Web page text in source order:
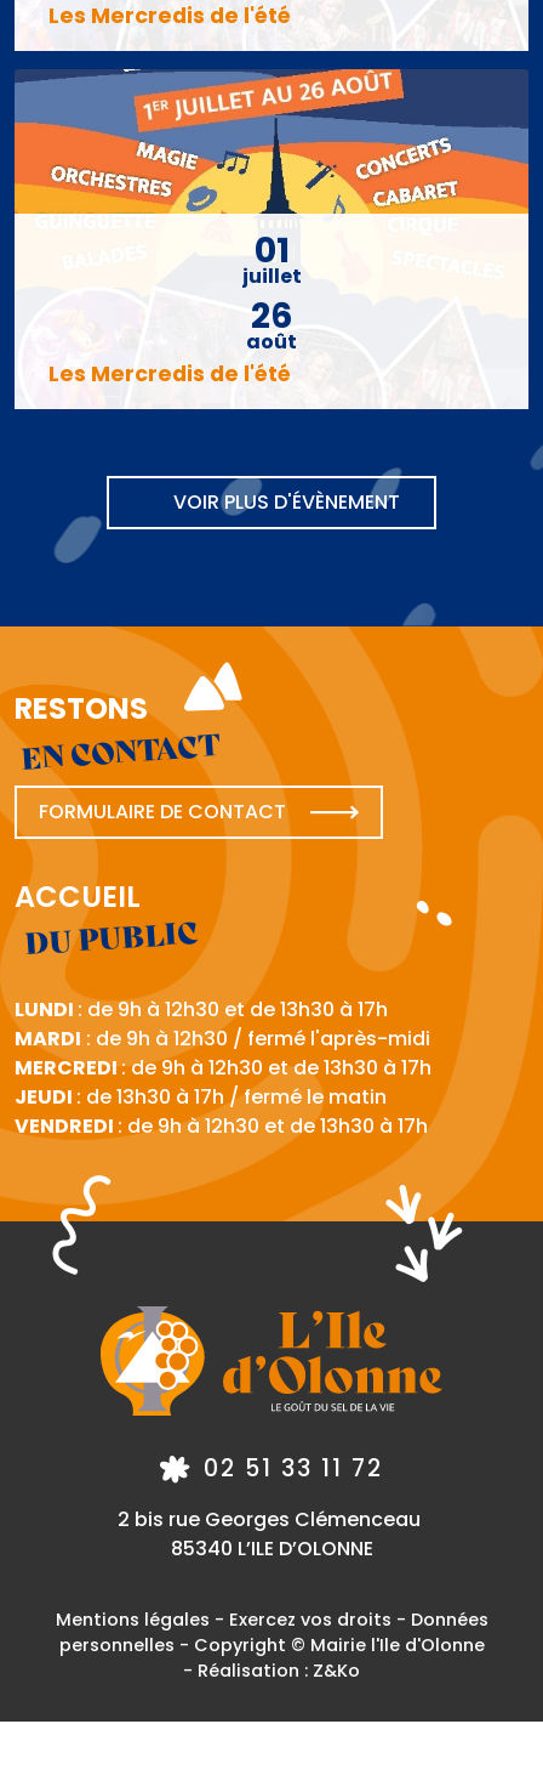
Les Mercredis de l'été
01
juillet
26
août
Les Mercredis de l'été
VOIR PLUS D'ÉVÈNEMENT
RESTONS
EN CONTACT
FORMULAIRE DE CONTACT
ACCUEIL
DU PUBLIC
LUNDI : de 9h à 12h30 et de 13h30 à 17h
MARDI : de 9h à 12h30 / fermé l'après-midi
MERCREDI: de 9h à 12h30 et de 13h30 à 17h
JEUDI : de 13h30 à 17h / fermé le matin
VENDREDI : de 9h à 12h30 et de 13h30 à 17h
02 51 33 11 72
2 bis rue Georges Clémenceau
85340 L’ILE D’OLONNE
Mentions légales - Exercez vos droits - Données
personnelles - Copyright © Mairie l'Ile d'Olonne
- Réalisation : Z&Ko